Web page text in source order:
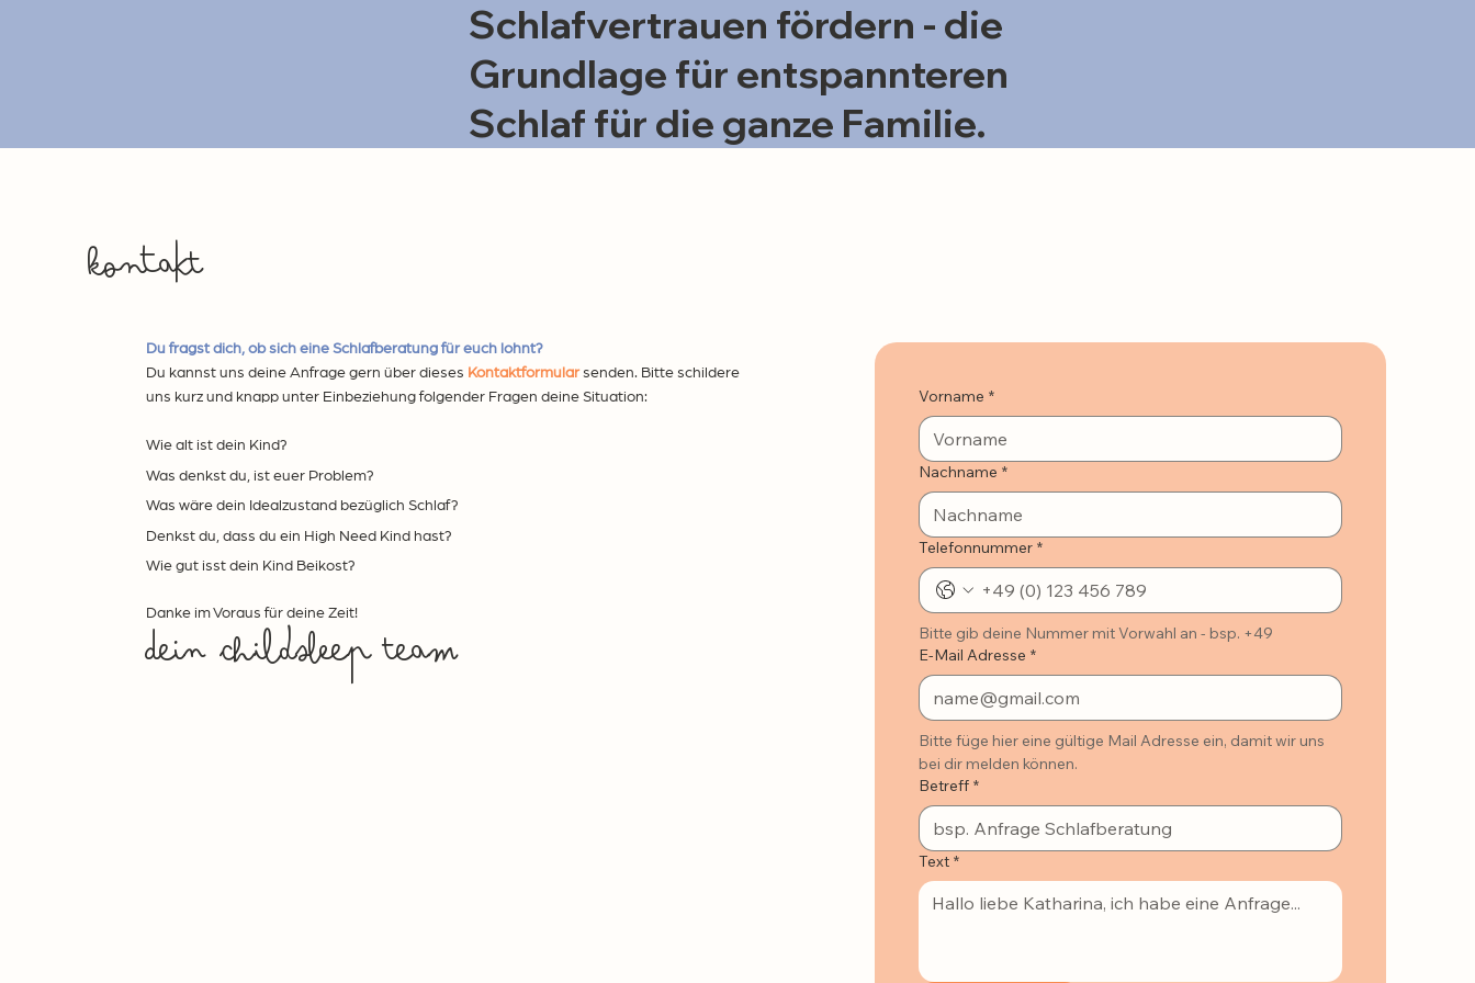
Schlafvertrauen fördern - die
Grundlage für entspannteren
Schlaf für die ganze Familie.
kontakt
Du fragst dich, ob sich eine Schlafberatung für euch lohnt?
Du kannst uns deine Anfrage gern über dieses Kontaktformularsenden. Bitte schildere
uns kurz und knapp unter Einbeziehung folgender Fragen deine Situation:
Wie alt ist dein Kind?
Was denkst du, ist euer Problem?
Was wäre dein Idealzustand bezüglich Schlaf?
Denkst du, dass du ein High Need Kind hast?
Wie gut isst dein Kind Beikost?
Danke im Voraus für deine Zeit!
dein childsleep team
Vorname *
Nachname *
Telefonnummer *
Bitte gib deine Nummer mit Vorwahl an - bsp. +49
E-Mail Adresse *
Bitte füge hier eine gültige Mail Adresse ein, damit wir uns
bei dir melden können.
Betreff *
Text *